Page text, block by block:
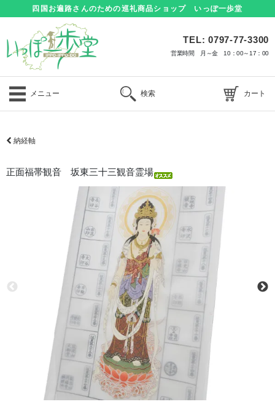
四国お遍路さんのための巡礼商品ショップ いっぽ一歩堂
TEL: 0797-77-3300
営業時間 月～金 10：00～17：00
メニュー 検索 カート
納経軸
正面福帯観音 坂東三十三観音霊場